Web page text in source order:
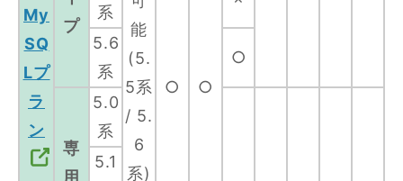
My
SQ
Lプ
ラ
ン
プ
能
(5.
5系
/ 5.
6
系)
○ ○
系
5.6
系
○
専
用
5.0
系
5.1